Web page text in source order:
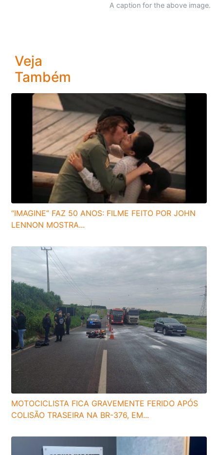
A caption for the above image.
Veja
Também
“IMAGINE” FAZ 50 ANOS: FILME FEITO POR JOHN
LENNON MOSTRA...
MOTOCICLISTA FICA GRAVEMENTE FERIDO APÓS
COLISÃO TRASEIRA NA BR-376, EM...